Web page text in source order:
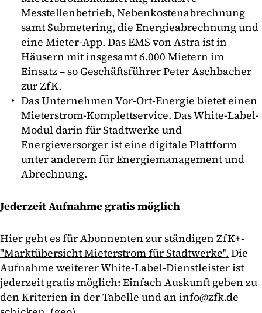
Messtellenbetrieb, Nebenkostenabrechnung
samt Submetering, die Energieabrechnung und
eine Mieter-App. Das EMS von Astra ist in
Häusern mit insgesamt 6.000 Mietern im
Einsatz – so Geschäftsführer Peter Aschbacher
zur ZfK.
Das Unternehmen Vor-Ort-Energie bietet einen
Mieterstrom-Komplettservice. Das White-Label-
Modul darin für Stadtwerke und
Energieversorger ist eine digitale Plattform
unter anderem für Energiemanagement und
Abrechnung.
Jederzeit Aufnahme gratis möglich
Hier geht es für Abonnenten zur ständigen ZfK+-
"Marktübersicht Mieterstrom für Stadtwerke". Die
Aufnahme weiterer White-Label-Dienstleister ist
jederzeit gratis möglich: Einfach Auskunft geben zu
den Kriterien in der Tabelle und an info@zfk.de